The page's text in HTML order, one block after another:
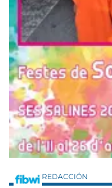
REDACCIÓN